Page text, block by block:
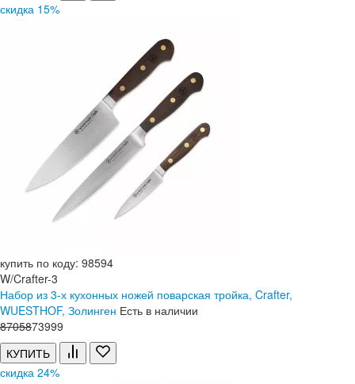
скидка 15%
купить по коду: 98594
W/Crafter-3
Набор из 3-х кухонных ножей поварская тройка, Crafter,
WUESTHOF, Золинген Есть в наличии
8705873999
КУПИТЬ
скидка 24%